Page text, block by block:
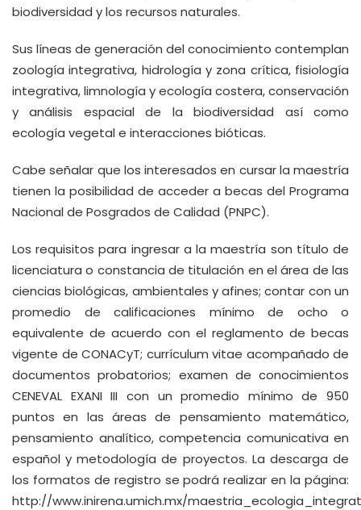
biodiversidad y los recursos naturales.
Sus líneas de generación del conocimiento contemplan
zoología integrativa, hidrología y zona crítica, fisiología
integrativa, limnología y ecología costera, conservación
y análisis espacial de la biodiversidad así como
ecología vegetal e interacciones bióticas.
Cabe señalar que los interesados en cursar la maestría
tienen la posibilidad de acceder a becas del Programa
Nacional de Posgrados de Calidad (PNPC).
Los requisitos para ingresar a la maestría son título de
licenciatura o constancia de titulación en el área de las
ciencias biológicas, ambientales y afines; contar con un
promedio de calificaciones mínimo de ocho o
equivalente de acuerdo con el reglamento de becas
vigente de CONACyT; currículum vitae acompañado de
documentos probatorios; examen de conocimientos
CENEVAL EXANI III con un promedio mínimo de 950
puntos en las áreas de pensamiento matemático,
pensamiento analítico, competencia comunicativa en
español y metodología de proyectos. La descarga de
los formatos de registro se podrá realizar en la página:
http://www.inirena.umich.mx/